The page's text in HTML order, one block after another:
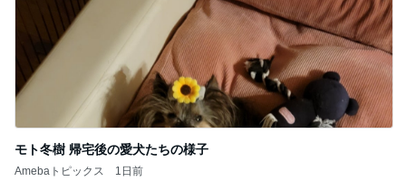
コメダで食べた充分高級なかき氷
Amebaトピックス 1日前
隣の席の三世代がした可愛い乾杯
Amebaトピックス 1日前